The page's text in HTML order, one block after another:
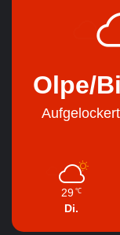
Olpe/
29 ℃
Di.